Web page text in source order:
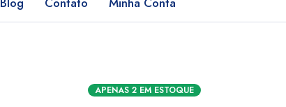
APENAS 2 EM ESTOQUE